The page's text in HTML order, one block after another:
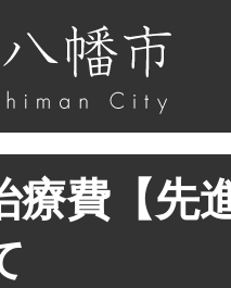
療費【先